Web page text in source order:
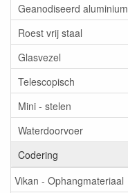
Geanodiseerd aluminium
Roest vrij staal
Glasvezel
Telescopisch
Mini - stelen
Waterdoorvoer
Codering
Vikan - Ophangmateriaal